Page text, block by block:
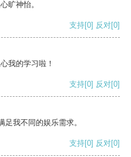
旷神怡。
支持[0] 反对[0]
我的学习啦！
支持[0] 反对[0]
我不同的娱乐需求。
支持[0] 反对[0]